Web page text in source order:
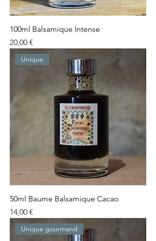
100ml Balsamique Intense
Prix
20,00 €
Unique
50ml Baume Balsamique Cacao
Prix
14,00 €
Unique gourmand